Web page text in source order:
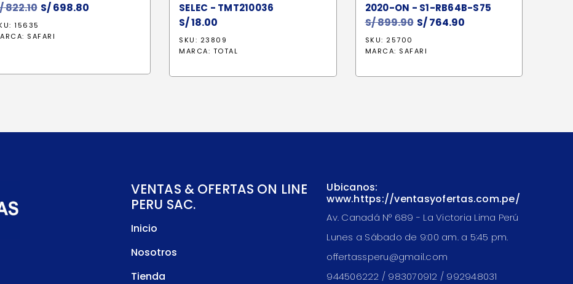
822.10 El
original
S/698.80
15635
SAFARI
SELEC - TMT210036
S/18.00
SKU: 23809
MARCA: TOTAL
2020-ON - S1-RB64B-S75
S/899.90 El
original
S/ 899.90.
S/764.90
S/ 764.90.
SKU: 25700
MARCA: SAFARI
VENTAS & OFERTAS ON LINE
PERU SAC.
Inicio
Nosotros
Tienda
Ubicanos:
www.https://ventasyofertas.com.pe/
Av. Canadá N° 689 - La Victoria Lima Perú
Lunes a Sábado de 9:00 am. a 5:45 pm.
offertassperu@gmail.com
944506222 / 983070912 / 992948031